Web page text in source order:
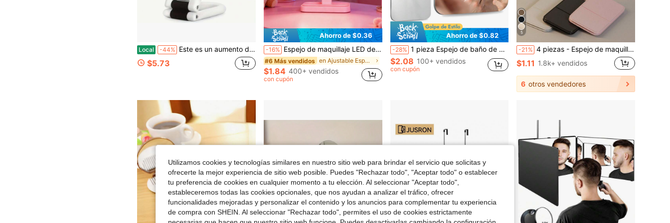
Local -44% Este es un aumento de 85X de un aumento de mano en blanco, que ofrece una magnificación de 1X/80X. Es un espejo de viaje compacto para maquillaje, equipado con un mango ajustable 360° y una superficie de espejo que viene con bordes de varios colores. Ideal para la aplicación de maquillaje
$5.73
Ahorro de $0.36
-16% Espejo de maquillaje LED de 3 pliegues con aumento de 3X/2X/1X, batería recargable de 800mAh, espejo de tocador iluminado con pantalla táctil, 3 temperaturas de color y brillo ajustable, diseño plegable para viajes, dormitorio, uso doméstico, ideal para mujeres, adolescentes, maquilladores, regalo del Día de San Valentín
#6 Más vendidos en Ajustable Espejos de maquillaje personales
$1.84 400+ vendidos
con cupón
Ahorro de $0.82
-28% 1 pieza Espejo de baño de acrílico con gancho, acabado pulido anti-vaho, soporte de montaje en pared, marco de plástico, libre de vaho para el afeitado de hombres, usar antes de retirar la película protectora
$2.08 100+ vendidos
con cupón
5
-21% 4 piezas - Espejo de maquillaje portátil, unicolor, piel de PU, compacto minimalista, plegable, espejo de bolsillo lindo, regalo de cumpleaños/graduación, decoración del hogar, útiles escolares, obsequios, viaje, artículos baratos, artículos esenciales para viajar
$1.11 1.8k+ vendidos
6 otros vendedores
Utilizamos cookies y tecnologías similares en nuestro sitio web para brindar el servicio que solicitas y
ofrecerte la mejor experiencia de sitio web posible. Puedes "Rechazar todo", "Aceptar todo" o establecer
tu preferencia de cookies en cualquier momento a tu elección. Al seleccionar "Aceptar todo",
estableceremos todas las cookies opcionales, que nos ayudan a analizar el tráfico, ofrecer
funcionalidades mejoradas y personalizar el contenido y los anuncios para complementar tu experiencia
de compra con SHEIN. Al seleccionar "Rechazar todo", permites el uso de cookies estrictamente